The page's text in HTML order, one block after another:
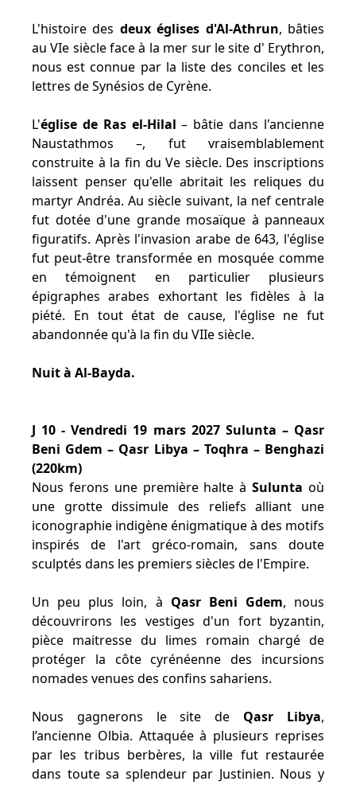
L'histoire des deux églises d'Al-Athrun, bâties
au VIe siècle face à la mer sur le site d' Erythron,
nous est connue par la liste des conciles et les
lettres de Synésios de Cyrène.
L'église de Ras el-Hilal – bâtie dans l'ancienne
Naustathmos –, fut vraisemblablement
construite à la fin du Ve siècle. Des inscriptions
laissent penser qu'elle abritait les reliques du
martyr Andréa. Au siècle suivant, la nef centrale
fut dotée d'une grande mosaïque à panneaux
figuratifs. Après l'invasion arabe de 643, l'église
fut peut-être transformée en mosquée comme
en témoignent en particulier plusieurs
épigraphes arabes exhortant les fidèles à la
piété. En tout état de cause, l'église ne fut
abandonnée qu'à la fin du VIIe siècle.
Nuit à Al-Bayda.
J 10 - Vendredi 19 mars 2027 Sulunta – Qasr
Beni Gdem – Qasr Libya – Toqhra – Benghazi
(220km)
Nous ferons une première halte àSulunta où
une grotte dissimule des reliefs alliant une
iconographie indigène énigmatique à des motifs
inspirés de l'art gréco-romain, sans doute
sculptés dans les premiers siècles de l'Empire.
Un peu plus loin, à Qasr Beni Gdem, nous
découvrirons les vestiges d'un fort byzantin,
pièce maitresse du limes romain chargé de
protéger la côte cyrénéenne des incursions
nomades venues des confins sahariens.
Nous gagnerons le site de Qasr Libya,
l’ancienne Olbia. Attaquée à plusieurs reprises
par les tribus berbères, la ville fut restaurée
dans toute sa splendeur par Justinien. Nous y